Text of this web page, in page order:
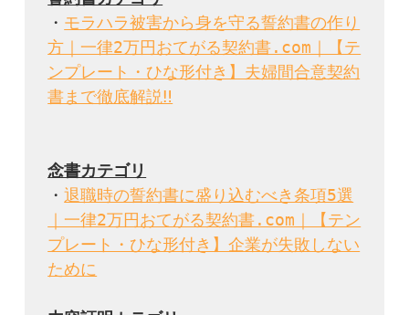
・ モラハラ被害から身を守る誓約書の作り
方｜一律2万円おてがる契約書.com｜【テ
ンプレート・ひな形付き】夫婦間合意契約
書まで徹底解説‼
・退職時の誓約書に盛り込むべき条項5選
｜一律2万円おてがる契約書.com｜【テン
プレート・ひな形付き】企業が失敗しない
ために